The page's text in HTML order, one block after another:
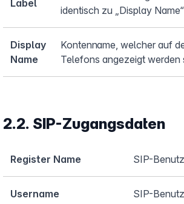
Label
identisch zu „Display
Display
Name
Kontenname, welcher auf
Telefons angezeigt werden
2.2. SIP-Zugangsdaten
Register Name SIP-
Username SIP-